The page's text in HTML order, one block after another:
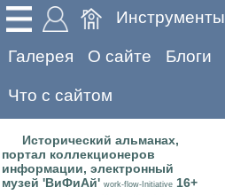
Инструменты
Галерея О сайте Блоги
Что с сайтом
Исторический альманах,
портал коллекционеров
информации, электронный
музей 'ВиФиАй' work-flow-Initiative 16+